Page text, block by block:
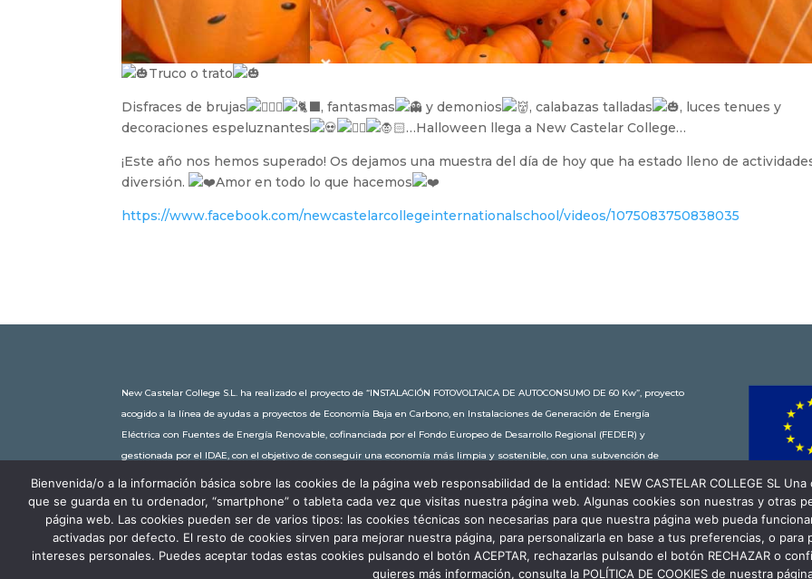
Truco o trato
Disfraces de brujas , fantasmas y demonios , calabazas talladas
, luces tenues y
decoraciones espeluznantes
…Halloween llega a New Castelar College…
¡Este año nos hemos superado! Os dejamos una muestra del día de hoy que ha estado lleno de
diversión.
Amor en todo lo que hacemos
https://www.facebook.com/newcastelarcollegeinternationalschool/videos/1075083750838035
New Castelar College S.L. ha realizado el proyecto de “INSTALACIÓN FOTOVOLTAICA DE AUTOCONSUMO DE 60 Kw”, proyecto
acogido a la línea de ayudas a proyectos de Economía Baja en Carbono, en Instalaciones de Generación de Energía
Eléctrica con Fuentes de Energía Renovable, cofinanciada por el Fondo Europeo de Desarrollo Regional (FEDER) y
gestionada por el IDAE, con el objetivo de conseguir una economía más limpia y sostenible, con una subvención de
30.245,63€. Con una potencia instalada de 60kW, la comunidad educativa de New Castelar ahorra al planeta 34,79
toneladas de CO2 al año, lo que equivale a recorrer 116.677 km en coche o plantar 116 árboles al año.
Bienvenida/o a la información básica sobre las cookies de la página web responsabilidad de la entidad: NEW CASTELAR COLLEGE SL
que se guarda en tu ordenador, “smartphone” o tableta cada vez que visitas nuestra página web. Algunas cookies son nuestras y otras
página web. Las cookies pueden ser de varios tipos: las cookies técnicas son necesarias para que nuestra página web pueda
activadas por defecto. El resto de cookies sirven para mejorar nuestra página, para personalizarla en base a tus preferencias, o
intereses personales. Puedes aceptar todas estas cookies pulsando el botón ACEPTAR, rechazarlas pulsando el botón RECHAZAR o
quieres más información, consulta la POLÍTICA DE COOKIES de nuestra